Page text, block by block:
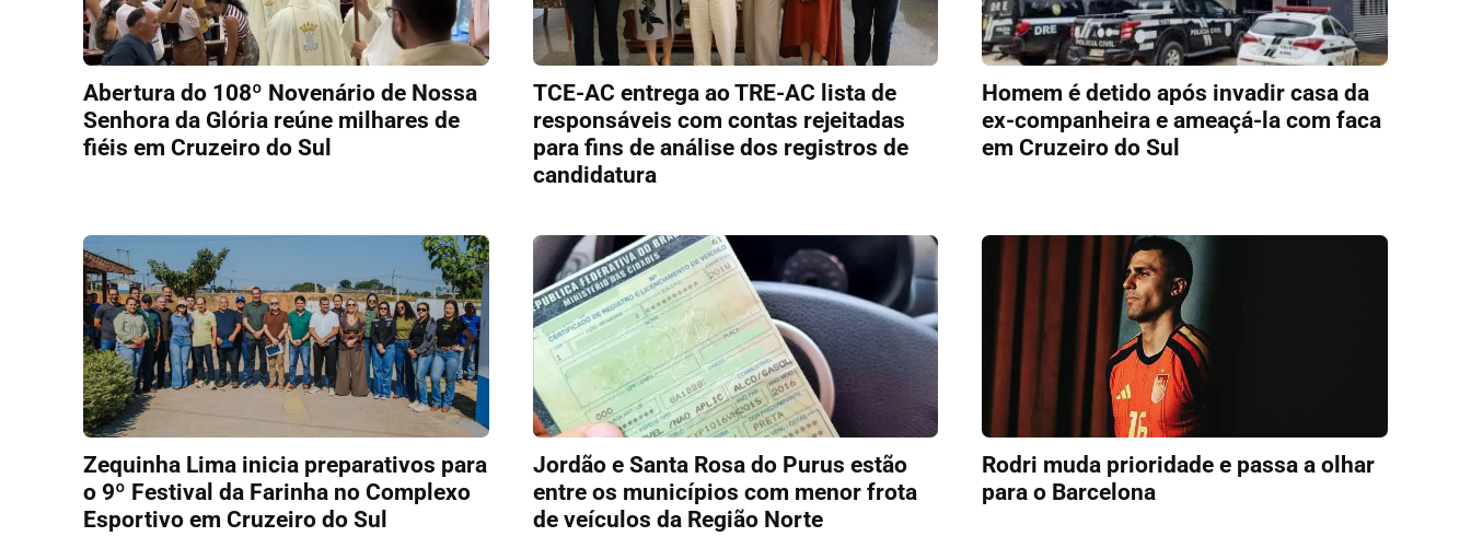
Abertura do 108º Novenário de Nossa
Senhora da Glória reúne milhares de
fiéis em Cruzeiro do Sul
TCE-AC entrega ao TRE-AC lista de
responsáveis com contas rejeitadas
para fins de análise dos registros de
candidatura
Homem é detido após invadir casa da
ex-companheira e ameaçá-la com faca
em Cruzeiro do Sul
Zequinha Lima inicia preparativos para
o 9º Festival da Farinha no Complexo
Esportivo em Cruzeiro do Sul
Jordão e Santa Rosa do Purus estão
entre os municípios com menor frota
de veículos da Região Norte
Rodri muda prioridade e passa a olhar
para o Barcelona